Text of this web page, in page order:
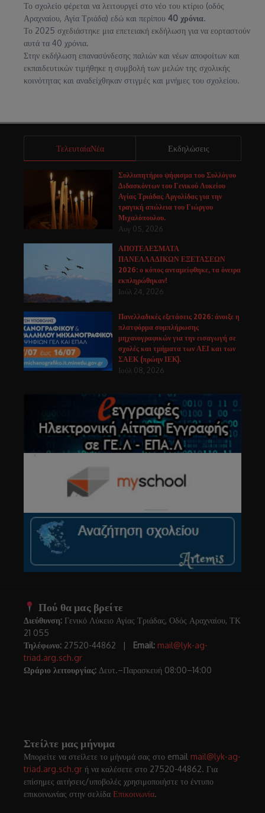
Το σχολείο φέρεται να λειτουργεί στο νέο του κτίριο (οδός
Αραχναίου, Αγία Τριάδα) εδώ και περίπου 40 χρόνια.
Το 2025 σχεδιάστηκε μια επετειακή εκδήλωση για να εορταστούν
αυτά τα 40 χρόνια.
Στην εκδήλωση επανασύνδεσης παλιών και νέων αποφοίτων και
εκπαιδευτικών τιμήθηκε η συμβολή των μελών της σχολικής
κοινότητας και αναδείχθηκαν στιγμές και μνήμες του σχολείου.
ΤελευταίαΝέα Εκδηλώσεις
Συλλυπητήριο ψήφισμα του Συλλόγου
Διδασκόντων του Γενικού Λυκείου
Αγίας Τριάδας Αργολίδας για την
τραγική απώλεια του Γιώργου
Μιχαλόπουλου.
Αυγ 05, 2026
ΑΠΟΤΕΛΕΣΜΑΤΑ
ΠΑΝΕΛΛΑΔΙΚΩΝ ΕΞΕΤΑΣΕΩΝ
2026: ο κόπος ανταμείφθηκε, τα όνειρα
εκπληρώθηκαν!
Ιούλ 24, 2026
Πανελλαδικές εξετάσεις 2026: άνοιξε η
πλατφόρμα συμπλήρωσης
μηχανογραφικών για την εισαγωγή σε
σχολές και τμήματα των ΑΕΙ και των
ΣΑΕΚ (πρώην ΙΕΚ).
Ιούλ 08, 2026
Πού θα μας βρείτε
Διεύθυνση: Γενικό Λύκειο Αγίας Τριάδας, Οδός Αραχναίου, ΤΚ
21 055
Τηλέφωνο: 27520-44862 | Email: mail@lyk-ag-
triad.arg.sch.gr
Ωράριο λειτουργίας: Δευτ.–Παρασκευή 08:00–14:00
Στείλτε μας μήνυμα
Μπορείτε να στείλετε το μήνυμά σας στο email mail@lyk-ag-
triad.arg.sch.gr ή να καλέσετε στο 27520-44862. Για
επίσημες αιτήσεις/υποβολές χρησιμοποιήστε το έντυπο
επικοινωνίας στην σελίδα Επικοινωνία.